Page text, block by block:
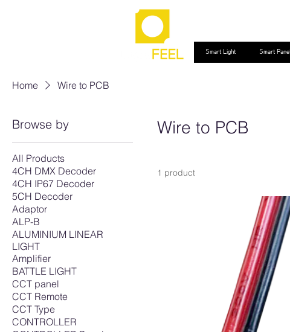
Smart Light Smart Panel
Home Wire to PCB
Browse by
All Products
4CH DMX Decoder
4CH IP67 Decoder
5CH Decoder
Adaptor
ALP-B
ALUMINIUM LINEAR
LIGHT
Amplifier
BATTLE LIGHT
CCT panel
CCT Remote
CCT Type
CONTROLLER
Wire to PCB
1 product